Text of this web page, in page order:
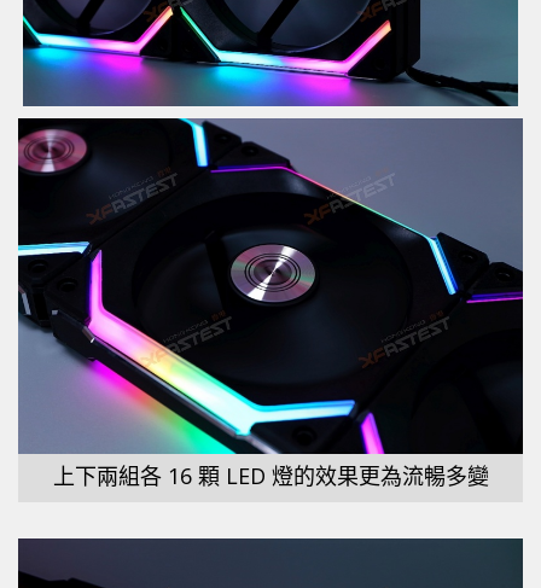
上下兩組各 16 顆 LED 燈的效果更為流暢多變